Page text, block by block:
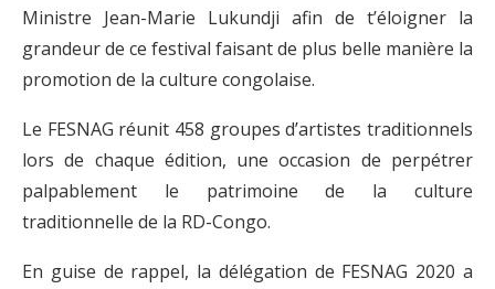
Ministre Jean-Marie Lukundji afin de t’éloigner la
grandeur de ce festival faisant de plus belle manière la
promotion de la culture congolaise.
Le FESNAG réunit 458 groupes d’artistes traditionnels
lors de chaque édition, une occasion de perpétrer
palpablement le patrimoine de la culture
traditionnelle de la RD-Congo.
En guise de rappel, la délégation de FESNAG 2020 a